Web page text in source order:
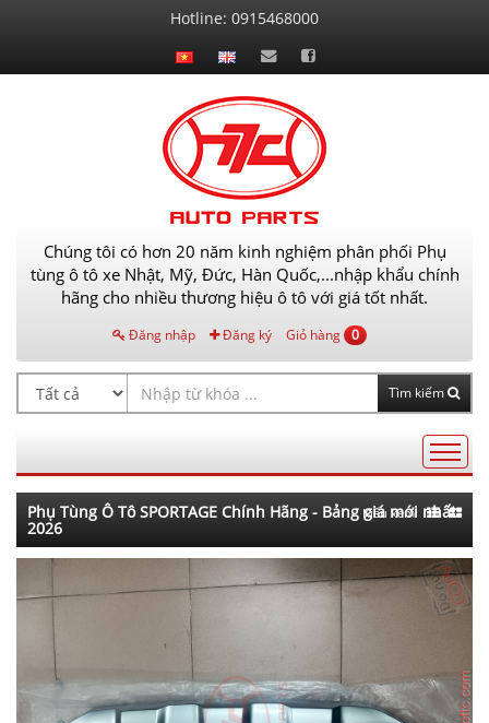
hệ
Hotline: 0915468000
Chúng tôi có hơn 20 năm kinh nghiệm phân phối Phụ
tùng ô tô xe Nhật, Mỹ, Đức, Hàn Quốc,...nhập khẩu chính
hãng cho nhiều thương hiệu ô tô với giá tốt nhất.
Đăng nhập Đăng ký Giỏ hàng 0
Tìm kiếm
AutoPart
Phụ Tùng Ô Tô SPORTAGE Chính Hãng - Bảng giá mới nhất
2026
Kiểu xem: